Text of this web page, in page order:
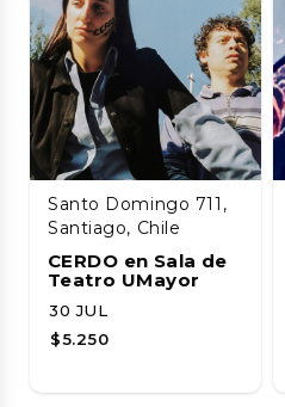
Santo Domingo 711,
Santiago, Chile
CERDO en Sala de
Teatro UMayor
30 JUL
$5.250